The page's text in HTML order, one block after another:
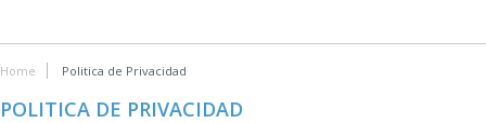
Home Politica de Privacidad
POLITICA DE PRIVACIDAD